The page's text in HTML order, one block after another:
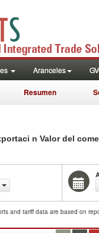
Aranceles
Resumen
n Valor del
and tariff data are based on